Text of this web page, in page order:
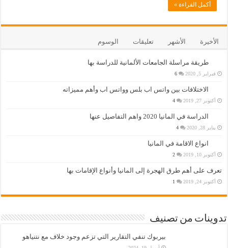
أكمل القراءة »
الأخيرة الأشهر تعليقات الوسوم
طريقة مراسلة الجامعات الألمانية للدراسة بها
فبراير 5, 2020 6
الاختلافات بين واتس اب بلس وواتس اب وأهم مميزاته
أكتوبر 27, 2019 4
الدراسة في المانيا 2020 واهم التفاصيل عنها
يناير 28, 2020 4
انواع الاقامة في المانيا
أكتوبر 10, 2019 2
تعرف على أهم طرق الهجرة إلى المانيا وأنواع الإقامات بها
أكتوبر 24, 2019 1
تدوينات من تصنيف
بيربوك تنفي التقارير التي تزعم وجود خلاف مع نتنياهو